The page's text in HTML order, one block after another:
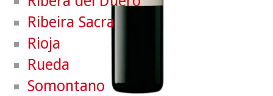
Ribeira Sacra
Rioja
Rueda
Somontano